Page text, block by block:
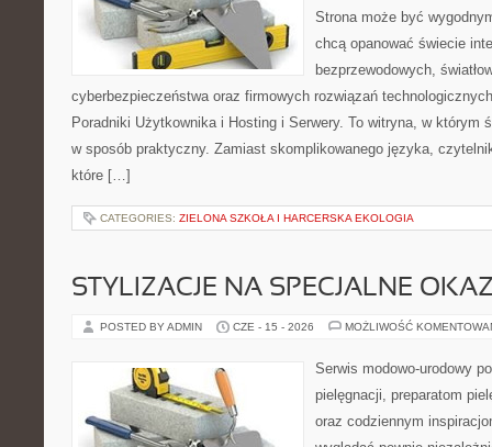
Strona może być
chcą opanować świecie
bezprzewodowych,
cyberbezpieczeństwa oraz firmowych rozwiązań
Poradniki Użytkownika i Hosting i Serwery. To witryna, w którym
w sposób praktyczny. Zamiast skomplikowanego języka,
które […]
CATEGORIES: ZIELONA SZKOŁA I HARCERSKA EKOLOGIA
STYLIZACJE NA SPECJALNE
POSTED BY ADMIN CZE - 15 - 2026 MOŻLIWOŚĆ
Serwis modowo-urodowy
pielęgnacji, preparatom
oraz codziennym